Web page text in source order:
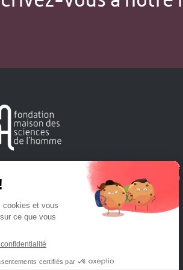
en 1963, la Fondation Maison Sciences de l'Homme
la recherche et la diffusion des connaissances en
humaines et sociales.